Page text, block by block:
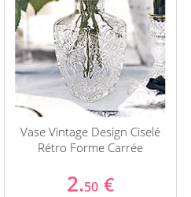
Vase Vintage Design Ciselé
Rétro Forme Carrée
2.50 €